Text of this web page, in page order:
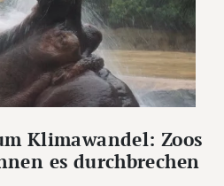
Klimawandel: Zoos
es durchbrechen